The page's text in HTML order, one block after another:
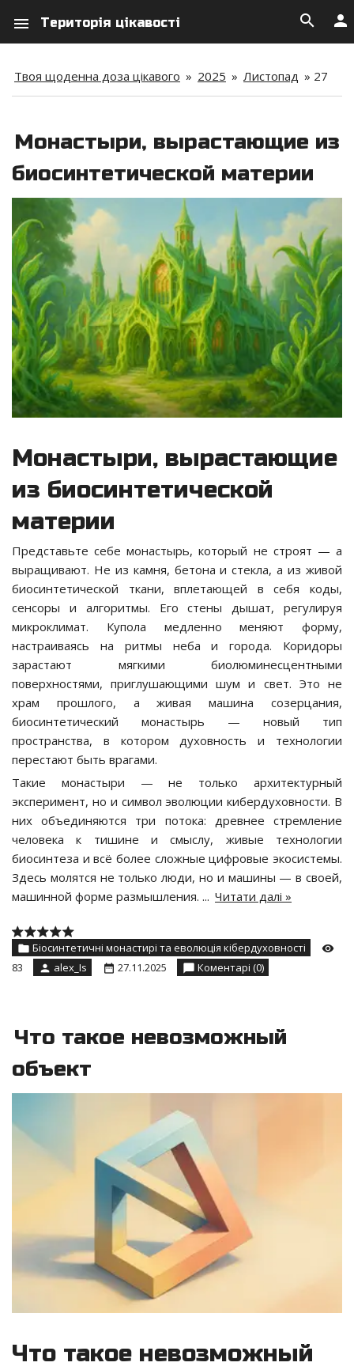
menu Територія цікавості person
search
Твоя щоденна доза цікавого » 2025 » Листопад » 27
Монастыри, вырастающие из
биосинтетической материи
Монастыри, вырастающие
из биосинтетической
материи
Представьте себе монастырь, который не строят — а
выращивают. Не из камня, бетона и стекла, а из живой
биосинтетической ткани, вплетающей в себя коды,
сенсоры и алгоритмы. Его стены дышат, регулируя
микроклимат. Купола медленно меняют форму,
настраиваясь на ритмы неба и города. Коридоры
зарастают мягкими биолюминесцентными
поверхностями, приглушающими шум и свет. Это не
храм прошлого, а живая машина созерцания,
биосинтетический монастырь — новый тип
пространства, в котором духовность и технологии
перестают быть врагами.
Такие монастыри — не только архитектурный
эксперимент, но и символ эволюции кибердуховности. В
них объединяются три потока: древнее стремление
человека к тишине и смыслу, живые технологии
биосинтеза и всё более сложные цифровые экосистемы.
Здесь молятся не только люди, но и машины — в своей,
машинной форме размышления. ... Читати далі »
Біосинтетичні монастирі та еволюція кібердуховності
83
alex_Is 27.11.2025 Коментарі (0)
Что такое невозможный
объект
Что такое невозможный